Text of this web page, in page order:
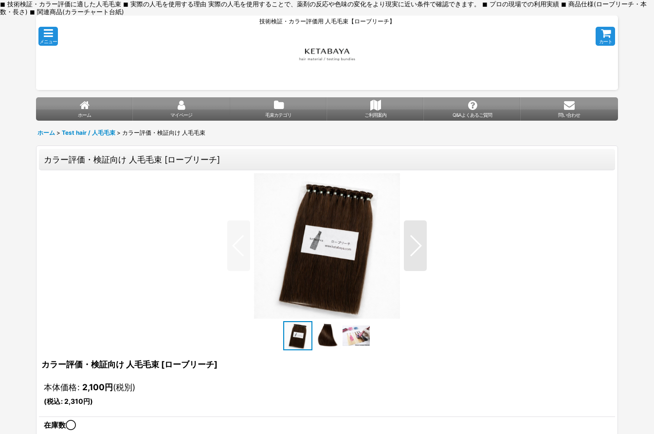
◼︎ 技術検証・カラー評価に適した人毛毛束 ◼︎ 実際の人毛を使用する理由 実際の人毛を使用することで、薬剤の反応や色味の変化をより現実に近い条件で確認できます。 ◼︎ プロの現場での利用実績 ◼︎ 商品仕様(ローブリーチ・本
数・長さ) ◼︎ 関連商品(カラーチャート台紙)
技術検証・カラー評価用 人毛毛束【ローブリーチ】
メニュー カート
ホーム マイページ 毛束カテゴリ ご利用案内 Q&Aよくあるご質問 問い合わせ
ホーム > Test hair / 人毛毛束 > カラー評価・検証向け 人毛毛束
カラー評価・検証向け 人毛毛束 [ローブリーチ]
カラー評価・検証向け 人毛毛束 [ローブリーチ]
本体価格: 2,100円(税別)
(税込:2,310円)
在庫数◯